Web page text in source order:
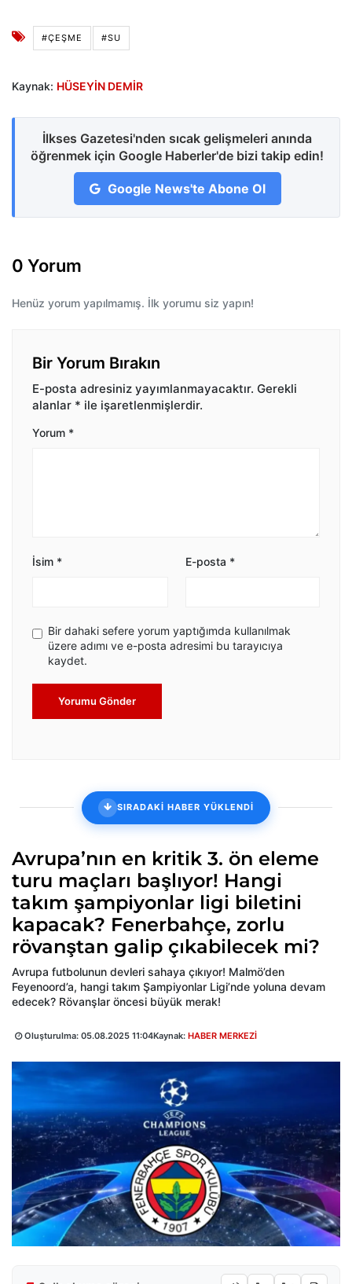
#ÇEŞME #SU
Kaynak: HÜSEYİN DEMİR
İlkses Gazetesi'nden sıcak gelişmeleri anında
öğrenmek için Google Haberler'de bizi takip edin!
Google News'te Abone Ol
0 Yorum
Henüz yorum yapılmamış. İlk yorumu siz yapın!
Bir Yorum Bırakın
E-posta adresiniz yayımlanmayacaktır. Gerekli
alanlar * ile işaretlenmişlerdir.
Yorum *
İsim * E-posta *
Bir dahaki sefere yorum yaptığımda kullanılmak
üzere adımı ve e-posta adresimi bu tarayıcıya
kaydet.
Yorumu Gönder
SIRADAKİ HABER YÜKLENDİ
Avrupa’nın en kritik 3. ön eleme
turu maçları başlıyor! Hangi
takım şampiyonlar ligi biletini
kapacak? Fenerbahçe, zorlu
rövanştan galip çıkabilecek mi?
Avrupa futbolunun devleri sahaya çıkıyor! Malmö’den
Feyenoord’a, hangi takım Şampiyonlar Ligi’nde yoluna devam
edecek? Rövanşlar öncesi büyük merak!
Oluşturulma: 05.08.2025 11:04Kaynak: HABER MERKEZİ